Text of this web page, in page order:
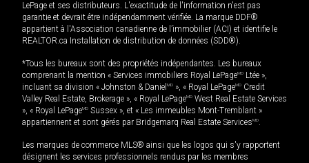
LePage et ses distributeurs. L'exactitude de l'information n'est pas
garantie et devrait être indépendamment vérifiée. La marque DDF®
appartient à l'Association canadienne de l’immobilier (ACI) et identifie le
REALTOR.ca Installation de distribution de données (SDD®).
*Tous les bureaux sont des propriétés indépendantes. Les bureaux
comprenant la mention « Services immobiliers Royal LePageMD Ltée »,
incluant sa division « Johnston & Daniel MD », « Royal LePageMD Credit
Valley Real Estate, Brokerage », « Royal LePageMD West Real Estate Services
», « Royal LePageMD Sussex », et « Les immeubles Mont-Tremblant »
appartiennent et sont gérés par Bridgemarq Real Estate ServicesMD.
Les marques de commerce MLS® ainsi que les logos qui s'y rapportent
désignent les services professionnels rendus par les membres